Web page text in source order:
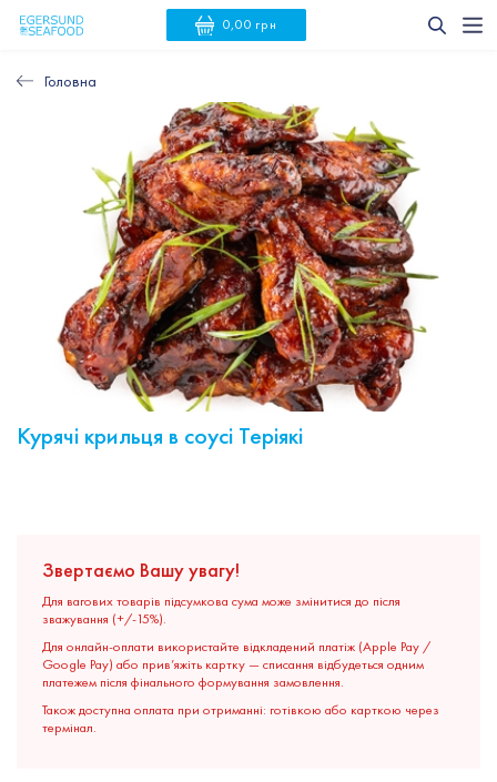
0,00 грн
Головна
Курячі крильця в соусі Теріякі
Звертаємо Вашу увагу!
Для вагових товарів підсумкова сума може змінитися до після
зважування (+/-15%).
Для онлайн-оплати використайте відкладений платіж (Apple Pay /
Google Pay) або прив’яжіть картку — списання відбудеться одним
платежем після фінального формування замовлення.
Також доступна оплата при отриманні: готівкою або карткою через
термінал.